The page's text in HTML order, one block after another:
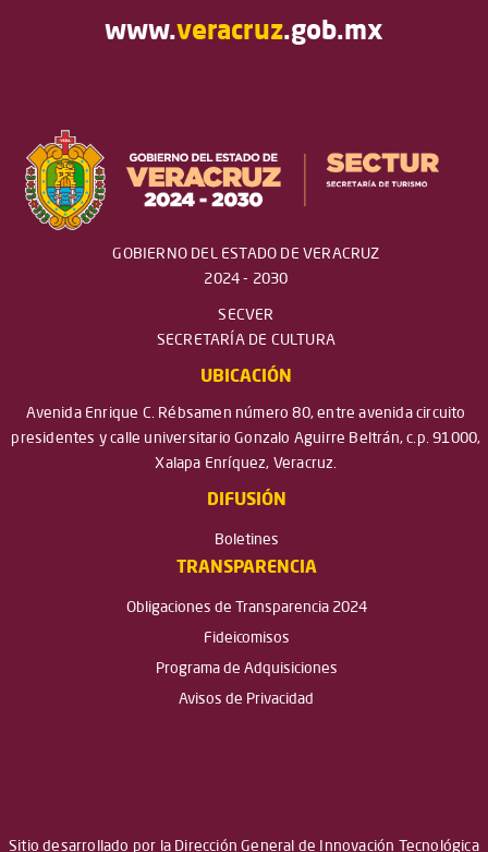
www.veracruz.gob.mx
GOBIERNO DEL ESTADO DE VERACRUZ
2024 - 2030
SECVER
SECRETARÍA DE CULTURA
UBICACIÓN
Avenida Enrique C. Rébsamen número 80, entre avenida circuito
presidentes y calle universitario Gonzalo Aguirre Beltrán, c.p. 91000,
Xalapa Enríquez, Veracruz.
DIFUSIÓN
Boletines
TRANSPARENCIA
Obligaciones de Transparencia 2024
Fideicomisos
Programa de Adquisiciones
Avisos de Privacidad
Sitio desarrollado por la Dirección General de Innovación Tecnológica